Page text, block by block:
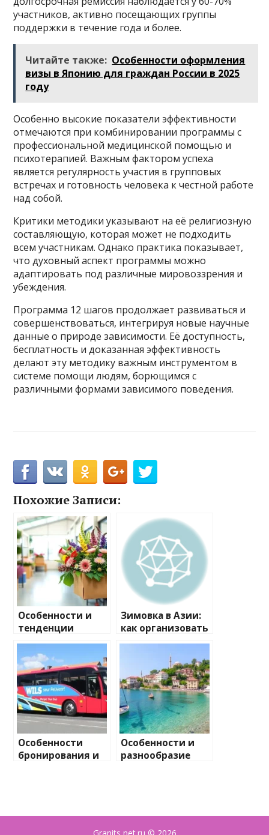
участников, активно посещающих группы
поддержки в течение года и более.
Читайте также: Особенности оформления
визы в Японию для граждан России в 2025
году
Особенно высокие показатели эффективности
отмечаются при комбинировании программы с
профессиональной медицинской помощью и
психотерапией. Важным фактором успеха
является регулярность участия в групповых
встречах и готовность человека к честной работе
над собой.
Критики методики указывают на её религиозную
составляющую, которая может не подходить
всем участникам. Однако практика показывает,
что духовный аспект программы можно
адаптировать под различные мировоззрения и
убеждения.
Программа 12 шагов продолжает развиваться и
совершенствоваться, интегрируя новые научные
данные о природе зависимости. Её доступность,
бесплатность и доказанная эффективность
делают эту методику важным инструментом в
системе помощи людям, борющимся с
различными формами зависимого поведения.
Похожие Записи:
Особенности и
тенденции
современной
флористики и
доставки цветов
Зимовка в Азии:
как организовать
переводы денег в
Вьетнам и другие
страны
Особенности
бронирования и
Особенности и
разнообразие
Стамбула до
пляжного отдыха